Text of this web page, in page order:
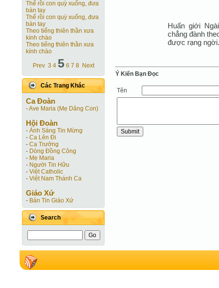
Thế rồi con quỳ xuống, đưa
bàn tay
Thế rồi con quỳ xuống, đưa
bàn tay
Theo tiếng thiên thần xưa
kính chào
Theo tiếng thiên thần xưa
kính chào
Prev 3 4 5 6 7 8 Next
Các Trang Khác
Ca Ðoàn
-Ave Maria (Mẹ Dâng Con)
Hội Ðoàn
- Ánh Sáng Tin Mừng
- Ca Lên Đi
- Ca Trưởng
- Dòng Đồng Công
- Mẹ Maria
- Người Tin Hữu
- Việt Catholic
- Việt Nam Thánh Ca
Giáo Xứ
- Bản Tin Giáo Xứ
Search
Huấn giới
chẳng đành
được rạng ngời.
Ý Kiến Bạn Ðọc
Tên